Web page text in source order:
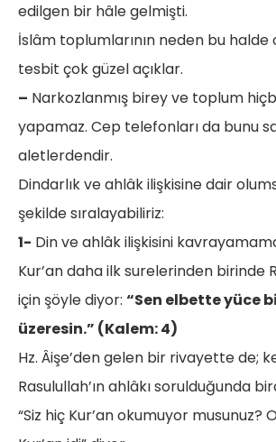
edilgen bir hâle gelmişti.
İslâm toplumlarının neden bu halde
tesbit çok güzel açıklar.
– Narkozlanmış birey ve toplum
yapamaz. Cep telefonları da bunu
aletlerdendir.
Dindarlık ve ahlâk ilişkisine dair
şekilde sıralayabiliriz:
1- Din ve ahlâk ilişkisini
Kur’an daha ilk surelerinden birinde
için şöyle diyor: “Sen elbette yüce
üzeresin.” (Kalem: 4)
Hz. Âişe’den gelen bir rivayette de;
Rasulullah’ın ahlâkı sorulduğunda
“Siz hiç Kur’an okumuyor musunuz?